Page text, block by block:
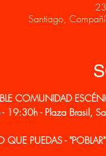
Santiago,
COMUNIDAD
19:30h - Plaza Brasil,
QUE PUEDAS -